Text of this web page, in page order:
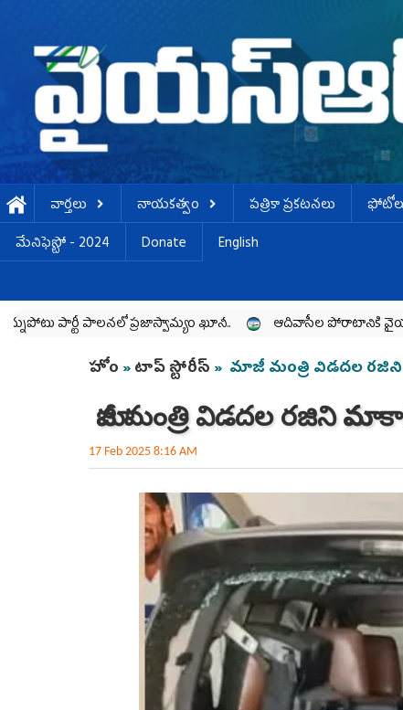
వార్తలు నాయకత్వం పత్రికా ప్రకటనలు
మేనిఫెస్టో - 2024
Donate English
పాలనలో ప్రజాస్వామ్యం ఖూనీ.. ఆదివాసీల పోరాటానికి వైయ‌స్ఆర్‌సీపీ
You are here
హోం »టాప్ స్టోరీస్ » మాజీ మంత్రి విడదల
మాజీ మంత్రి విడదల రజిని
17 Feb 2025 8:16 AM